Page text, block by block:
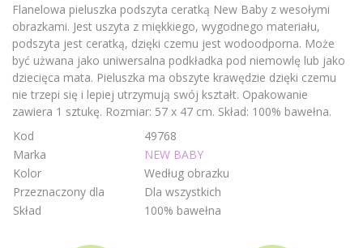
Flanelowa pieluszka podszyta ceratką New Baby z wesołymi
obrazkami. Jest uszyta z miękkiego, wygodnego materiału,
podszyta jest ceratką, dzięki czemu jest wodoodporna. Może
być użwana jako uniwersalna podkładka pod niemowlę lub jako
dziecięca mata. Pieluszka ma obszyte krawędzie dzięki czemu
nie trzepi się i lepiej utrzymują swój kształt. Opakowanie
zawiera 1 sztukę. Rozmiar: 57 x 47 cm. Skład: 100% bawełna.
Kod
49768
Marka
NEW BABY
Kolor
Według obrazku
Przeznaczony dla
Dla wszystkich
Skład
100% bawełna